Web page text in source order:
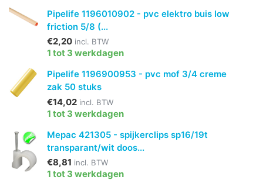
Pipelife 1196010902 - pvc elektro buis low
friction 5/8 (...
€2,20 incl. BTW
1 tot 3 werkdagen
Pipelife 1196900953 - pvc mof 3/4 creme
zak 50 stuks
€14,02 incl. BTW
1 tot 3 werkdagen
Mepac 421305 - spijkerclips sp16/19t
transparant/wit doos...
€8,81 incl. BTW
1 tot 3 werkdagen